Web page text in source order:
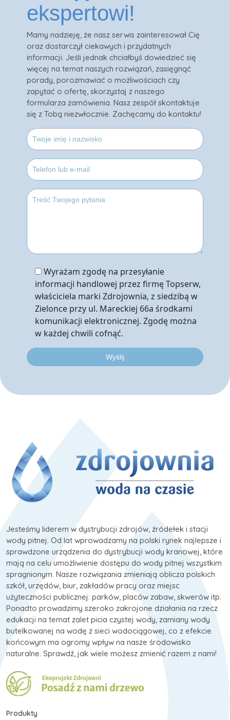
ekspertowi!
Mamy nadzieję, że nasz serwis zainteresował Cię
oraz dostarczył ciekawych i przydatnych
informacji. Jeśli jednak chciałbyś dowiedzieć się
więcej na temat naszych rozwiązań, zasięgnąć
porady, porozmawiać o możliwościach czy
zapytać o ofertę, skorzystaj z naszego
formularza zamówienia. Nasz zespół skontaktuje
się z Tobą niezwłocznie. Zachęcamy do kontaktu!
Wyrażam zgodę na przesyłanie
informacji handlowej przez firmę Topserw,
właściciela marki Zdrojownia, z siedzibą w
Zielonce przy ul. Mareckiej 66a środkami
komunikacji elektronicznej. Zgodę można
w każdej chwili cofnąć.
Jesteśmy liderem w dystrybucji zdrojów, źródełek i stacji
wody pitnej. Od lat wprowadzamy na polski rynek najlepsze i
sprawdzone urządzenia do dystrybucji wody kranowej, które
mają na celu umożliwienie dostępu do wody pitnej wszystkim
spragnionym. Nasze rozwiązania zmieniają oblicza polskich
szkół, urzędów, biur, zakładów pracy oraz miejsc
użyteczności publicznej: parków, placów zabaw, skwerów itp.
Ponadto prowadzimy szeroko zakrojone działania na rzecz
edukacji na temat zalet picia czystej wody, zamiany wody
butelkowanej na wodę z sieci wodociągowej, co z efekcie
końcowym ma ogromy wpływ na nasze środowisko
naturalne. Sprawdź, jak wiele możesz zmienić razem z nami!
Produkty